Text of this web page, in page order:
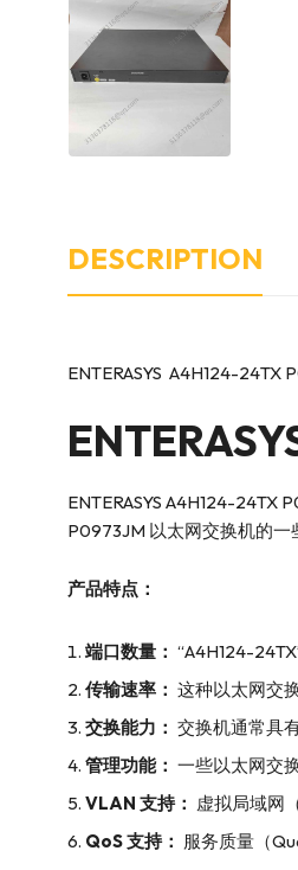
DESCRIPTION
ENTERASYS A4H124-24TX
ENTERASYS A4H124-24TX
P0973JM 以太网交换机的一
产品特点：
端口数量： “A4H124-
传输速率： 这种以太网交
交换能力： 交换机通常具
管理功能： 一些以太网交
VLAN 支持： 虚拟局域网
QoS 支持： 服务质量（